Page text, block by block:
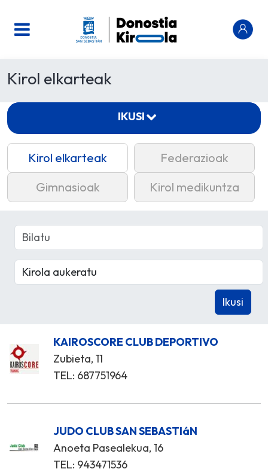
Kirol elkarteak
Kirol elkarteak
Federazioak
Gimnasioak
Kirol medikuntza
KAIROSCORE CLUB DEPORTIVO
Zubieta, 11
TEL: 687751964
JUDO CLUB SAN SEBASTIáN
Anoeta Pasealekua, 16
TEL: 943471536
IKUSI